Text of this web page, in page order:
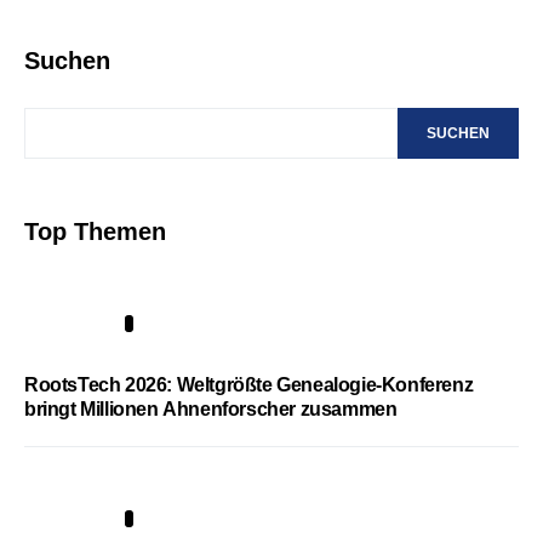
Suchen
SUCHEN
Top Themen
RootsTech 2026: Weltgrößte Genealogie-Konferenz
bringt Millionen Ahnenforscher zusammen